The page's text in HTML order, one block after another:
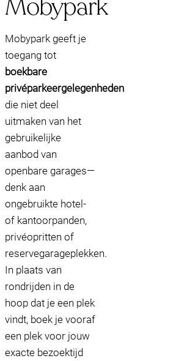
Mobypark
Mobypark geeft je
toegang tot
boekbare
privéparkeergelegenheden
die niet deel
uitmaken van het
gebruikelijke
aanbod van
openbare garages—
denk aan
ongebruikte hotel-
of kantoorpanden,
privéopritten of
reservegarageplekken.
In plaats van
rondrijden in de
hoop dat je een plek
vindt, boek je vooraf
een plek voor jouw
exacte bezoektijd